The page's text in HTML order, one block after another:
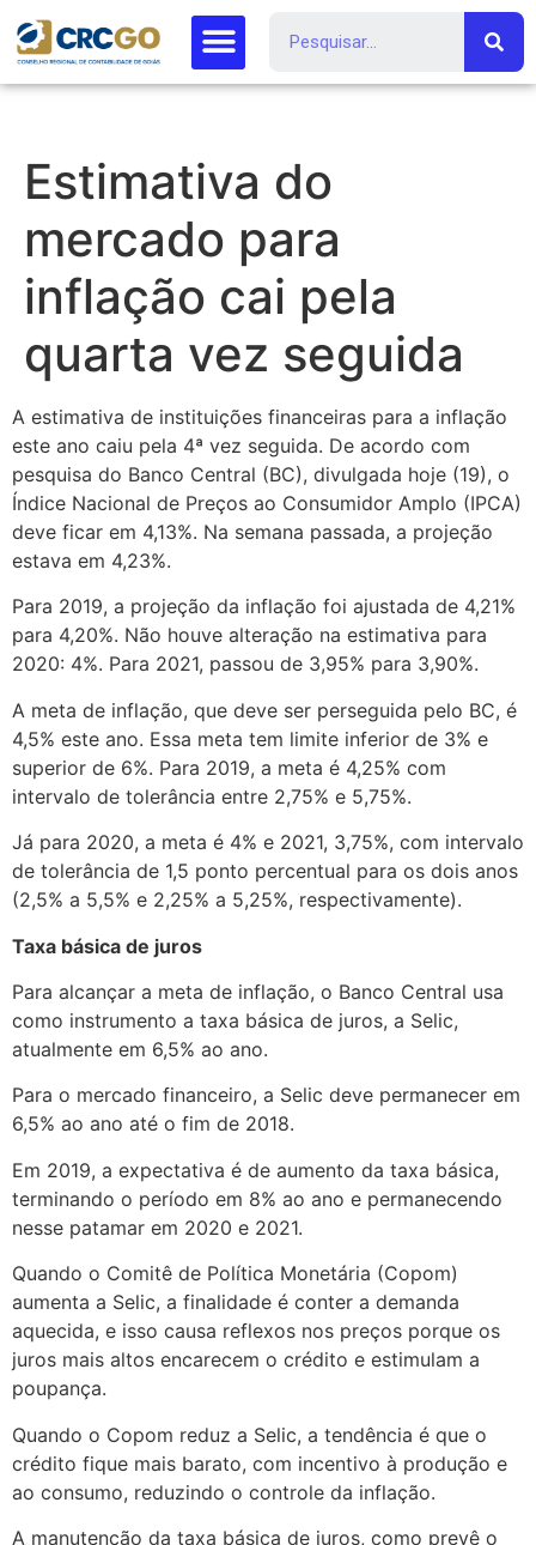
Estimativa do
mercado para
inflação cai pela
quarta vez seguida
A estimativa de instituições financeiras para a inflação
este ano caiu pela 4ª vez seguida. De acordo com
pesquisa do Banco Central (BC), divulgada hoje (19), o
Índice Nacional de Preços ao Consumidor Amplo (IPCA)
deve ficar em 4,13%. Na semana passada, a projeção
estava em 4,23%.
Para 2019, a projeção da inflação foi ajustada de 4,21%
para 4,20%. Não houve alteração na estimativa para
2020: 4%. Para 2021, passou de 3,95% para 3,90%.
A meta de inflação, que deve ser perseguida pelo BC, é
4,5% este ano. Essa meta tem limite inferior de 3% e
superior de 6%. Para 2019, a meta é 4,25% com
intervalo de tolerância entre 2,75% e 5,75%.
Já para 2020, a meta é 4% e 2021, 3,75%, com intervalo
de tolerância de 1,5 ponto percentual para os dois anos
(2,5% a 5,5% e 2,25% a 5,25%, respectivamente).
Taxa básica de juros
Para alcançar a meta de inflação, o Banco Central usa
como instrumento a taxa básica de juros, a Selic,
atualmente em 6,5% ao ano.
Para o mercado financeiro, a Selic deve permanecer em
6,5% ao ano até o fim de 2018.
Em 2019, a expectativa é de aumento da taxa básica,
terminando o período em 8% ao ano e permanecendo
nesse patamar em 2020 e 2021.
Quando o Comitê de Política Monetária (Copom)
aumenta a Selic, a finalidade é conter a demanda
aquecida, e isso causa reflexos nos preços porque os
juros mais altos encarecem o crédito e estimulam a
poupança.
Quando o Copom reduz a Selic, a tendência é que o
crédito fique mais barato, com incentivo à produção e
ao consumo, reduzindo o controle da inflação.
A manutenção da taxa básica de juros, como prevê o